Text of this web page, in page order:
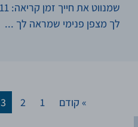
לך מצפן פנימי שמראה לך ...
» קודם 1
2
3